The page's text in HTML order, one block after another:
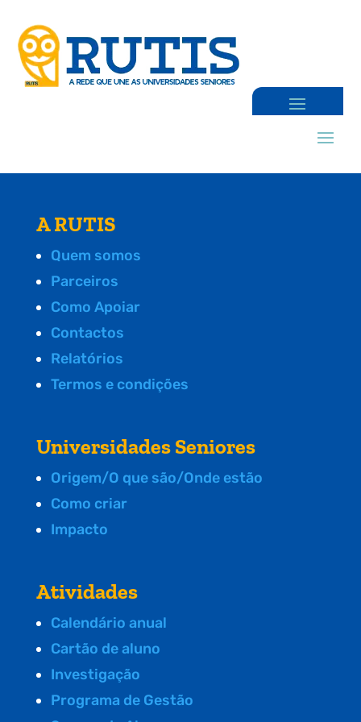
A RUTIS
Quem somos
Parceiros
Como Apoiar
Contactos
Relatórios
Termos e condições
Universidades Seniores
Origem/O que são/Onde estão
Como criar
Impacto
Atividades
Calendário anual
Cartão de aluno
Investigação
Programa de Gestão